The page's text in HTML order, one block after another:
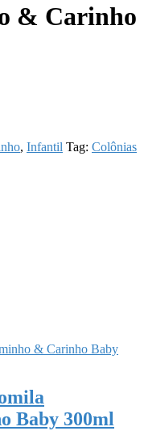
& Carinho
, Infantil Tag: Colônias
Baby 300ml